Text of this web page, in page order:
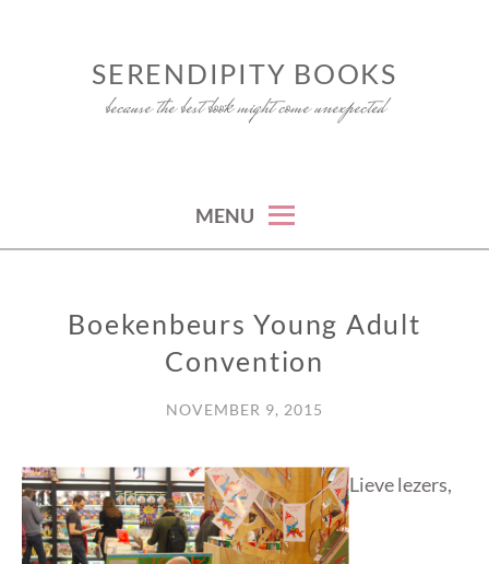
SERENDIPITY BOOKS
because the best book might come unexpected
MENU
BOEKENBEURS
Boekenbeurs Young Adult
Convention
NOVEMBER 9, 2015
Lieve lezers,